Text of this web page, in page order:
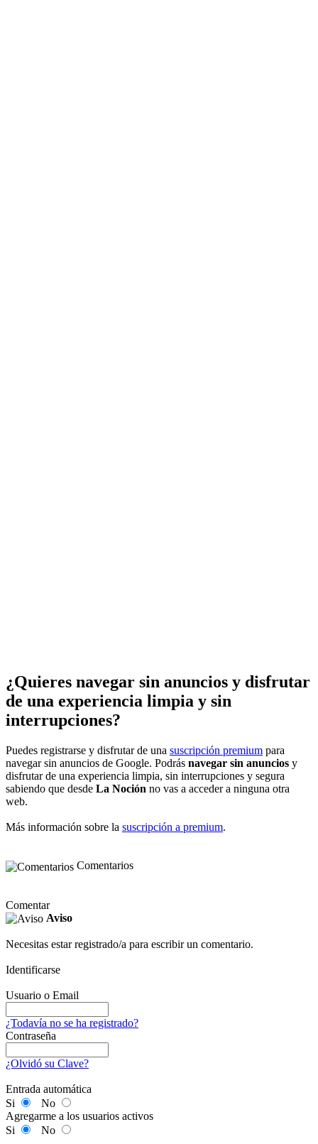
¿Quieres navegar sin anuncios y disfrutar
de una experiencia limpia y sin
interrupciones?
Puedes registrarse y disfrutar de una suscripción premium para
navegar sin anuncios de Google. Podrás navegar sin anuncios y
disfrutar de una experiencia limpia, sin interrupciones y segura
sabiendo que desde La Noción no vas a acceder a ninguna otra
web.
Más información sobre la suscripción a premium.
Comentarios
Comentar
Aviso
Necesitas estar registrado/a para escribir un comentario.
Identificarse
Usuario o Email
¿Todavía no se ha registrado?
Contraseña
¿Olvidó su Clave?
Entrada automática
Si
No
Agregarme a los usuarios activos
Si
No